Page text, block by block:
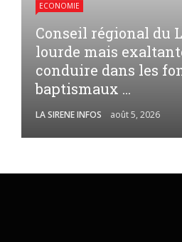
ECONOMIE
Conseil régional du
lourde mais
conduire dans les
baptismaux ...
LA SIRENE INFOS août 5, 2026